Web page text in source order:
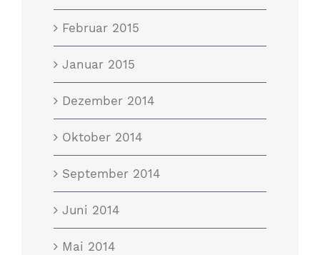
Februar 2015
Januar 2015
Dezember 2014
Oktober 2014
September 2014
Juni 2014
Mai 2014